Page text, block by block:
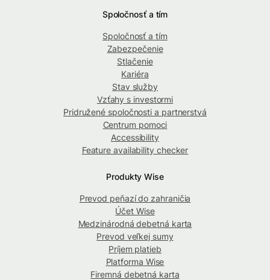
Spoločnosť a tím
Spoločnosť a tím
Zabezpečenie
Stlačenie
Kariéra
Stav služby
Vzťahy s investormi
Pridružené spoločnosti a partnerstvá
Centrum pomoci
Accessibility
Feature availability checker
Produkty Wise
Prevod peňazí do zahraničia
Účet Wise
Medzinárodná debetná karta
Prevod veľkej sumy
Príjem platieb
Platforma Wise
Firemná debetná karta